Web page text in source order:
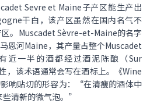
Sevre et Maine子产区能生产出
干白，该产区虽然在国内名气不
。Muscadet Sèvre-et-Maine的名字
恩河Maine，其产量占整个Muscadet
近一半的酒都经过酒泥陈酿（Sur
，该术语通常会写在酒标上。《Wine
响贴切的形容为：“在清瘦的酒体中
清新的微气泡。”